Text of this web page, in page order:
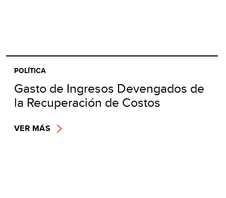
POLÍTICA
Gasto de Ingresos Devengados de
la Recuperación de Costos
VER MÁS